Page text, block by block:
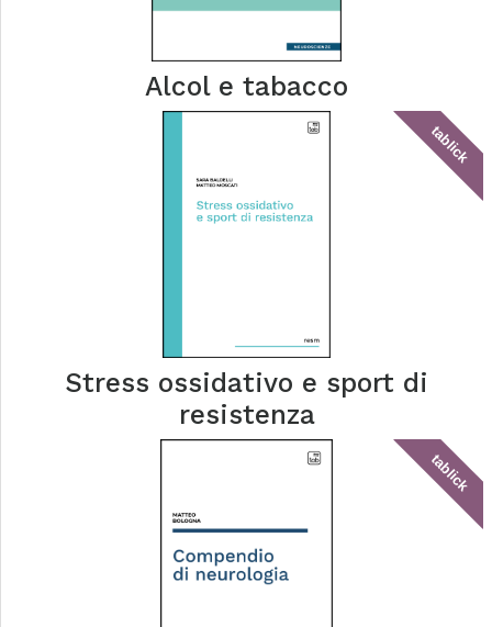
Alcol e tabacco
tablick
Stress ossidativo e sport di
resistenza
tablick